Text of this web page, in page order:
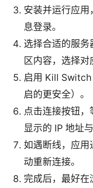
安装并运行应
息登录。
选择合适的服
区内容，选择对
启用 Kill Switch
启的更安全）。
点击连接按钮
显示的 IP 地址
如遇断线，应用
动重新连接。
完成后，最好在